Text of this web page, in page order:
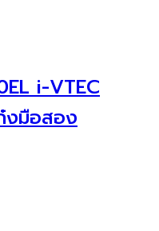
i-VTEC
งมือสอง